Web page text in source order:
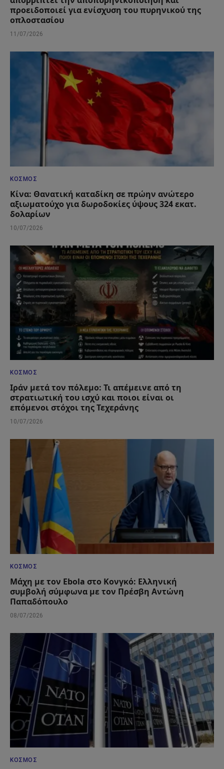
προειδοποιεί για ενίσχυση του πυρηνικού της
οπλοστασίου
11/07/2026
ΚΌΣΜΟΣ
Κίνα: Θανατική καταδίκη σε πρώην ανώτερο
αξιωματούχο για δωροδοκίες ύψους 324 εκατ.
δολαρίων
10/07/2026
ΚΌΣΜΟΣ
Ιράν μετά τον πόλεμο: Τι απέμεινε από τη
στρατιωτική του ισχύ και ποιοι είναι οι
επόμενοι στόχοι της Τεχεράνης
10/07/2026
ΚΌΣΜΟΣ
Μάχη με τον Ebola στο Κονγκό: Ελληνική
συμβολή σύμφωνα με τον Πρέσβη Αντώνη
Παπαδόπουλο
08/07/2026
ΚΌΣΜΟΣ